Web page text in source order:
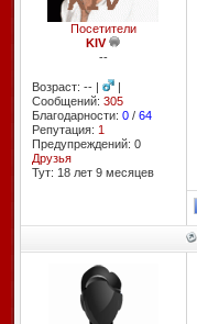
Посетители
KIV
--
Возраст: -- |
|
Сообщений: 305
Благодарности: 0/ 64
Репутация: 1
Предупреждений: 0
Друзья
Тут: 18 лет 9 месяцев